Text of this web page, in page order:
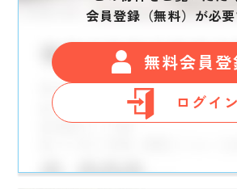
会員登録（無料）が必要
無料会員登
ログイン